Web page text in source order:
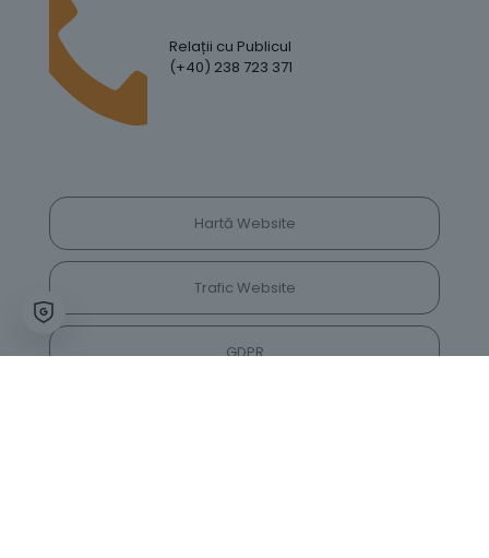
Relații cu Publicul
(+40) 238 723 371
Hartă Website
Trafic Website
GDPR